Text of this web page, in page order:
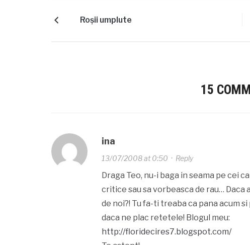
Roşii umplute
15
ina
13/07/2008 at 0:50 · Reply
Draga Teo, nu-i baga in seama pe cei
critice sau sa vorbeasca de rau… Daca
de noi?! Tu fa-ti treaba ca pana acum
daca ne plac retetele! Blogul meu:
http://floridecires7.blogspot.com/